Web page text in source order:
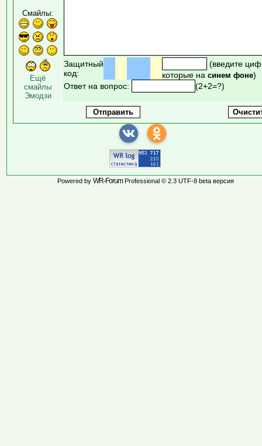
Смайлы:
Ещё
смайлы
Эмодзи
Защитный
код:
(введите
которые на синем фоне)
Ответ на вопрос:
(2+2=?)
Powered by WR-ForumProfessional © 2.3 UTF-8 beta версия